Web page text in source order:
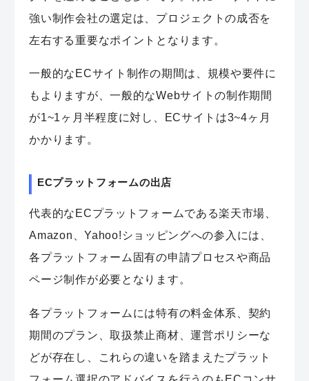
強い制作会社の選定は、プロジェクトの成否を
左右する重要なポイントとなります。
一般的なECサイト制作の期間は、規模や要件に
もよりますが、一般的なWebサイトの制作期間
が1~1ヶ月半程度に対し、ECサイトは3~4ヶ月
かかります。
ECプラットフォームの出店
代表的なECプラットフォームである楽天市場、
Amazon、Yahoo!ショッピングへの参入には、
各プラットフォーム固有の申請プロセスや商品
ページ制作が必要となります。
各プラットフォームには特有の料金体系、契約
期間のプラン、取扱禁止商材、運営ポリシーな
どが存在し、これらの違いを踏まえたプラット